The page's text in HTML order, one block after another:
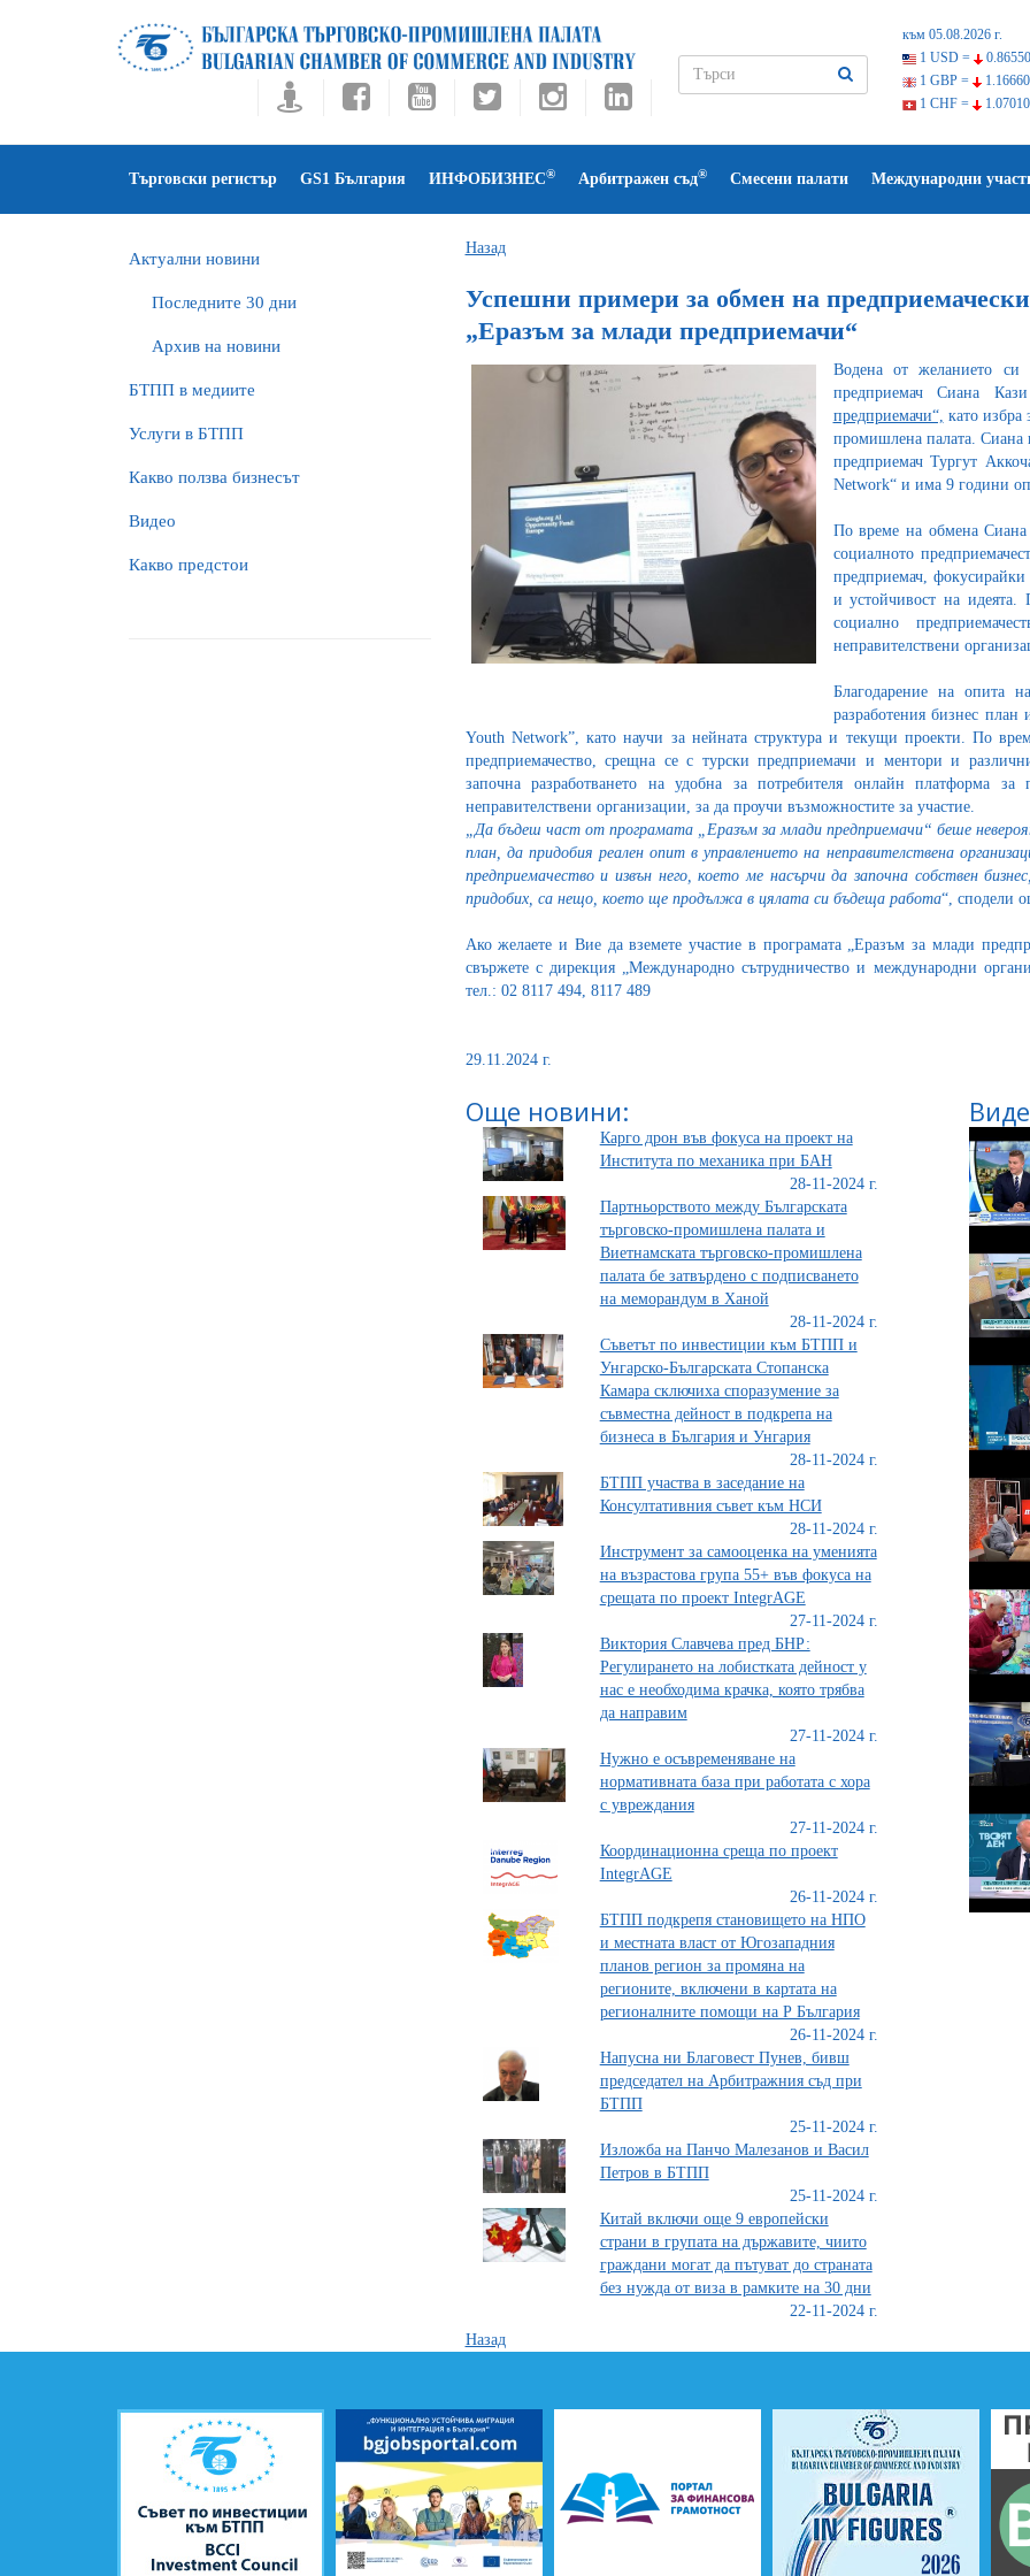
към 05.08.2026 г.
1 USD =
1 GBP =
1 CHF =
Търговски регистър GS1 България ИНФОБИЗНЕС® Арбитражен съд® Смесени палати Международни
Актуални новини
Последните 30 дни
Архив на новини
БTПП в медиите
Услуги в БТПП
Какво ползва бизнесът
Видео
Какво предстои
Назад
Успешни примери за обмен на
„Еразъм за млади предприемачи“
Водена от желанието си
предприемач Сиана
предприемачи“, като избра
промишлена палата. Сиана
предприемач Тургут
Network“ и има 9 години
По време на обмена
социалното
предприемач, фокусирайки
и устойчивост на
социално
неправителствени
Благодарение на опита
разработения бизнес план
Youth Network”, като научи за нейната структура и текущи проекти. По
предприемачество, срещна се с турски предприемачи и ментори и
започна разработването на удобна за потребителя онлайн платформа
неправителствени организации, за да проучи възможностите за участие.
„Да бъдеш част от програмата „Еразъм за млади предприемачи“ беше
план, да придобия реален опит в управлението на неправителствена
предприемачество и извън него, което ме насърчи да започна собствен
придобих, са нещо, което ще продължа в цялата си бъдеща работа“, сподели
Ако желаете и Вие да вземете участие в програмата „Еразъм за млади
свържете с дирекция „Международно сътрудничество и международни
тел.: 02 8117 494, 8117 489
29.11.2024 г.
Още новини:
Карго дрон във фокуса на проект на
Института по механика при БАН
28-11-2024 г.
Партньорството между Българската
търговско-промишлена палата и
Виетнамската търговско-промишлена
палата бе затвърдено с подписването
на меморандум в Ханой
28-11-2024 г.
Съветът по инвестиции към БТПП и
Унгарско-Българската Стопанска
Камара сключиха споразумение за
съвместна дейност в подкрепа на
бизнеса в България и Унгария
28-11-2024 г.
БТПП участва в заседание на
Консултативния съвет към НСИ
28-11-2024 г.
Инструмент за самооценка на уменията
на възрастова група 55+ във фокуса на
срещата по проект IntegrAGE
27-11-2024 г.
Виктория Славчева пред БНР:
Регулирането на лобистката дейност у
нас е необходима крачка, която трябва
да направим
27-11-2024 г.
Нужно е осъвременяване на
нормативната база при работата с хора
с увреждания
27-11-2024 г.
Координационна среща по проект
IntegrAGE
26-11-2024 г.
БТПП подкрепя становището на НПО
и местната власт от Югозападния
планов регион за промяна на
регионите, включени в картата на
регионалните помощи на Р България
26-11-2024 г.
Напусна ни Благовест Пунев, бивш
председател на Арбитражния съд при
БТПП
25-11-2024 г.
Изложба на Панчо Малезанов и Васил
Петров в БТПП
25-11-2024 г.
Китай включи още 9 европейски
страни в групата на държавите, чиито
граждани могат да пътуват до страната
без нужда от виза в рамките на 30 дни
22-11-2024 г.
Назад